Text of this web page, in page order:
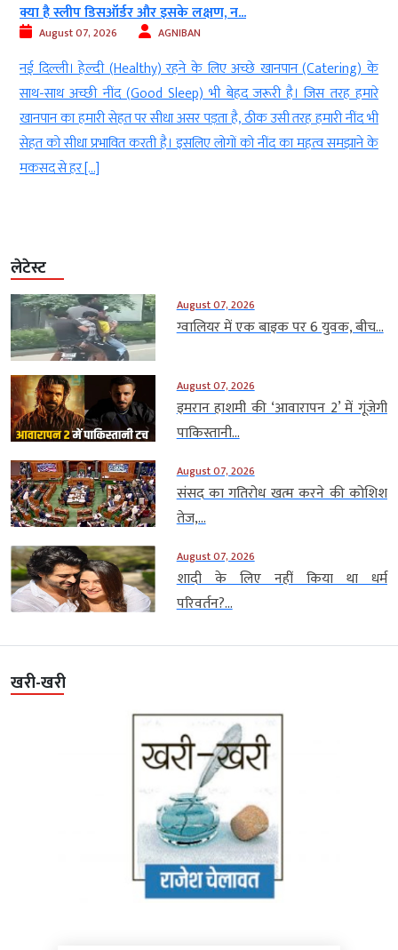
क्या है स्लीप डिसऑर्डर और इसके लक्षण, न...
August 07, 2026 AGNIBAN
नई दिल्ली। हेल्दी (Healthy) रहने के लिए अच्छे खानपान (Catering) के
साथ-साथ अच्छी नींद (Good Sleep) भी बेहद जरूरी है। जिस तरह हमारे
खानपान का हमारी सेहत पर सीधा असर पड़ता है, ठीक उसी तरह हमारी नींद भी
सेहत को सीधा प्रभावित करती है। इसलिए लोगों को नींद का महत्व समझाने के
मकसद से हर […]
लेटेस्ट
August 07, 2026
ग्वालियर में एक बाइक पर 6 युवक, बीच...
August 07, 2026
इमरान हाशमी की ‘आवारापन 2’ में गूंजेगी
पाकिस्तानी...
August 07, 2026
संसद का गतिरोध खत्म करने की कोशिश
तेज,...
August 07, 2026
शादी के लिए नहीं किया था धर्म
परिवर्तन?...
खरी-खरी